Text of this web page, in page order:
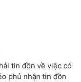
tin đồn về việc có
phủ nhận tin đồn